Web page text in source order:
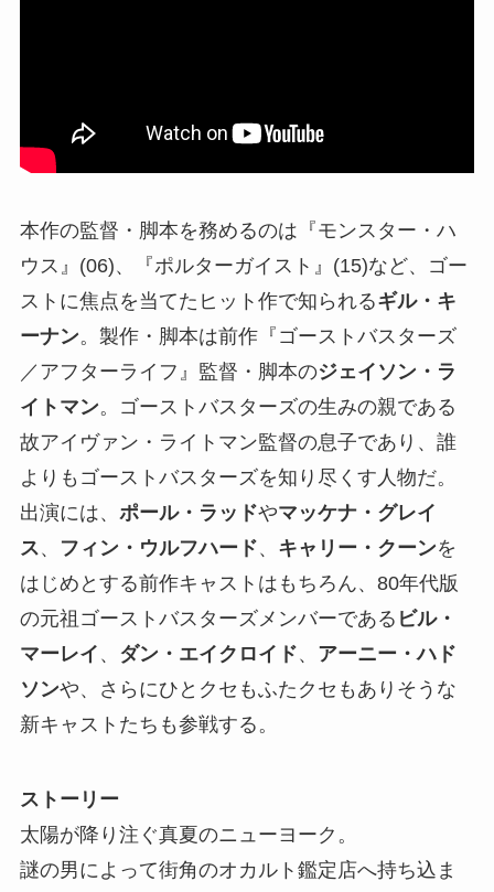
本作の監督・脚本を務めるのは『モンスター・ハ
ウス』(06)、『ポルターガイスト』(15)など、ゴー
ストに焦点を当てたヒット作で知られるギル・キ
ーナン。製作・脚本は前作『ゴーストバスターズ
／アフターライフ』監督・脚本のジェイソン・ラ
イトマン。ゴーストバスターズの生みの親である
故アイヴァン・ライトマン監督の息子であり、誰
よりもゴーストバスターズを知り尽くす人物だ。
出演には、 ポール・ラッドやマッケナ・グレイ
ス、 フィン・ウルフハード、 キャリー・クーンを
はじめとする前作キャストはもちろん、80年代版
の元祖ゴーストバスターズメンバーである ビル・
マーレイ 、 ダン・エイクロイド、 アーニー・ハド
ソンや、さらにひとクセもふたクセもありそうな
新キャストたちも参戦する。
ストーリー
太陽が降り注ぐ真夏のニューヨーク。
謎の男によって街角のオカルト鑑定店へ持ち込ま